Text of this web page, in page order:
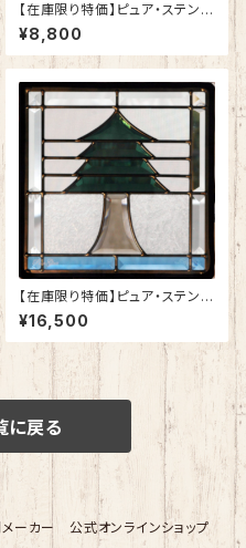
【在庫限り特価】ピュア・ステンド
グラスSH-K-W51
¥8,800
【在庫限り特価】ピュア・ステンド
グラスSH-E-GL43
¥16,500
に戻る
ーカー 公式オンラインショップ